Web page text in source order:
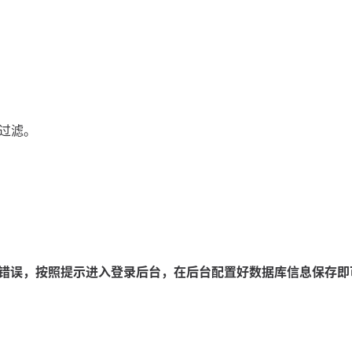
滤。
误，按照提示进入登录后台，在后台配置好数据库信息保存